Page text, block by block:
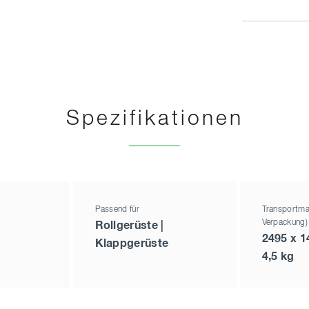
Spezifikationen
Passend für
Rollgerüste |
Klappgerüste
Verpackung)
2495 x
4,5 kg